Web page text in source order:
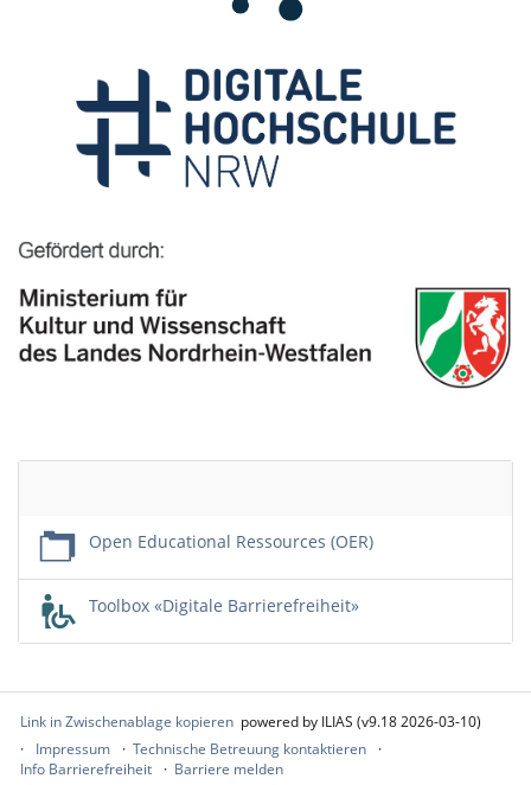
Open Educational Ressources (OER)
Toolbox «Digitale Barrierefreiheit»
Link in Zwischenablage kopieren powered by ILIAS (v9.18 2026-03-10)
Impressum
Technische Betreuung kontaktieren
Info Barrierefreiheit
Barriere melden